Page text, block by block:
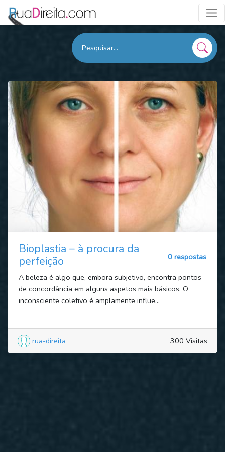
Bioplastia – à procura da
perfeição
0 respostas
A beleza é algo que, embora subjetivo, encontra pontos
de concordância em alguns aspetos mais básicos. O
inconsciente coletivo é amplamente influe...
rua-direita 300 Visitas